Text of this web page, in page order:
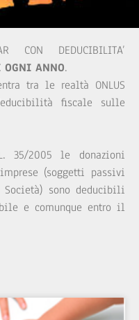
CON DEDUCIBILITA’
OGNI ANNO.
tra le realtà ONLUS
fiscale sulle
2005 le donazioni
(soggetti passivi
sono deducibili
e comunque entro il